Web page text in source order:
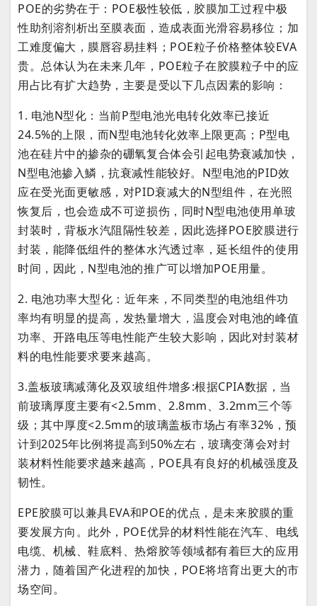
POE的劣势在于：POE极性较低，胶膜加工过程中极
性助剂溶剂析出至膜表面，造成表面光滑容易移位；加
工难度偏大，膜唇容易挂料；POE粒子价格整体较EVA
贵。总体认为在未来几年，POE粒子在胶膜粒子中的应
用占比有扩大趋势，主要是受以下几点因素的影响：
1. 电池N型化：当前P型电池光电转化效率已接近
24.5%的上限，而N型电池转化效率上限更高；P型电
池在硅片中的掺杂的硼氧复合体会引起电势衰减加快，
N型电池掺入鱗，抗衰减性能较好。N型电池的PID效
应在受光面更敏感，对PID衰减大的N型组件，在光照
恢复后，也会造成不可逆损伤，同时N型电池使用单玻
封装时，背板水汽阻隔性较差，因此选择POE胶膜进行
封装，能降低组件的整体水汽透过率，延长组件的使用
时间，因此，N型电池的推广可以增加POE用量。
2. 电池功率大型化：近年来，不同类型的电池组件功
率均有明显的提高，发热量增大，温度会对电池的峰值
功率、开路电压等电性能产生较大影响，因此对封装材
料的电性能要求要来越高。
3.盖板玻璃减薄化及双玻组件增多:根据CPIA数据，当
前玻璃厚度主要有<2.5mm、2.8mm、3.2mm三个等
级；其中厚度<2.5mm的玻璃盖板市场占有率32%，预
计到2025年比例将提高到50%左右，玻璃变薄会对封
装材料性能要求越来越高，POE具有良好的机械强度及
韧性。
EPE胶膜可以兼具EVA和POE的优点，是未来胶膜的重
要发展方向。此外，POE优异的材料性能在汽车、电线
电缆、机械、鞋底料、热熔胶等领域都有着巨大的应用
潜力，随着国产化进程的加快，POE将培育出更大的市
场空间。